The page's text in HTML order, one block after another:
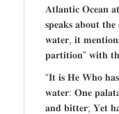
𝐀𝐭𝐥𝐚𝐧𝐭𝐢𝐜 𝐎𝐜𝐞𝐚𝐧
𝐬𝐩𝐞𝐚𝐤𝐬 𝐚𝐛𝐨𝐮𝐭 𝐭𝐡𝐞
𝐰𝐚𝐭𝐞𝐫, 𝐢𝐭
𝐩𝐚𝐫𝐭𝐢𝐭𝐢𝐨𝐧” 𝐰𝐢𝐭𝐡
“𝐈𝐭 𝐢𝐬 𝐇𝐞 𝐖𝐡𝐨
𝐰𝐚𝐭𝐞𝐫: 𝐎𝐧𝐞
𝐚𝐧𝐝 𝐛𝐢𝐭𝐭𝐞𝐫; 𝐘𝐞𝐭